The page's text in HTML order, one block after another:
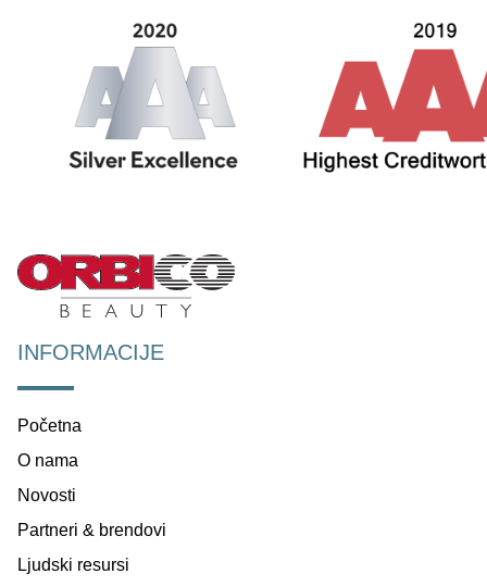
INFORMACIJE
Početna
O nama
Novosti
Partneri & brendovi
Ljudski resursi